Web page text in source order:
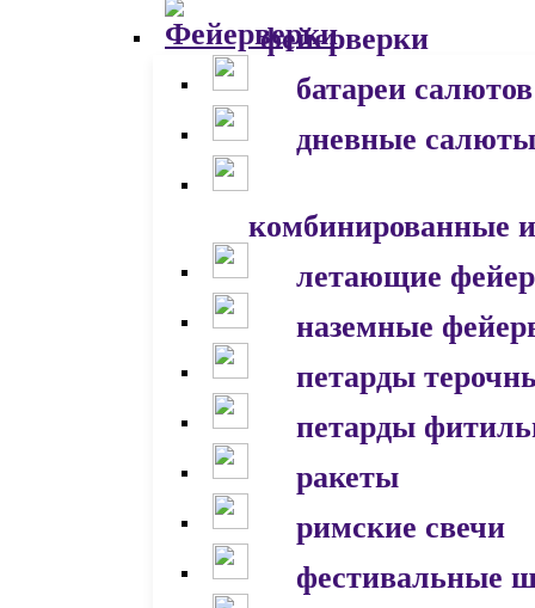
фейерверки
батареи салютов
дневные салюты
комбинированные
летающие
наземные
петарды
петарды
ракеты
римские свечи
фестивальные